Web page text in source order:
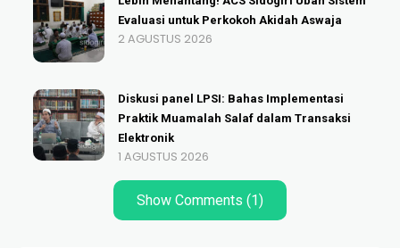
Evaluasi untuk Perkokoh Akidah Aswaja
2 AGUSTUS 2026
Diskusi panel LPSI: Bahas Implementasi
Praktik Muamalah Salaf dalam Transaksi
Elektronik
1 AGUSTUS 2026
Show Comments (1)